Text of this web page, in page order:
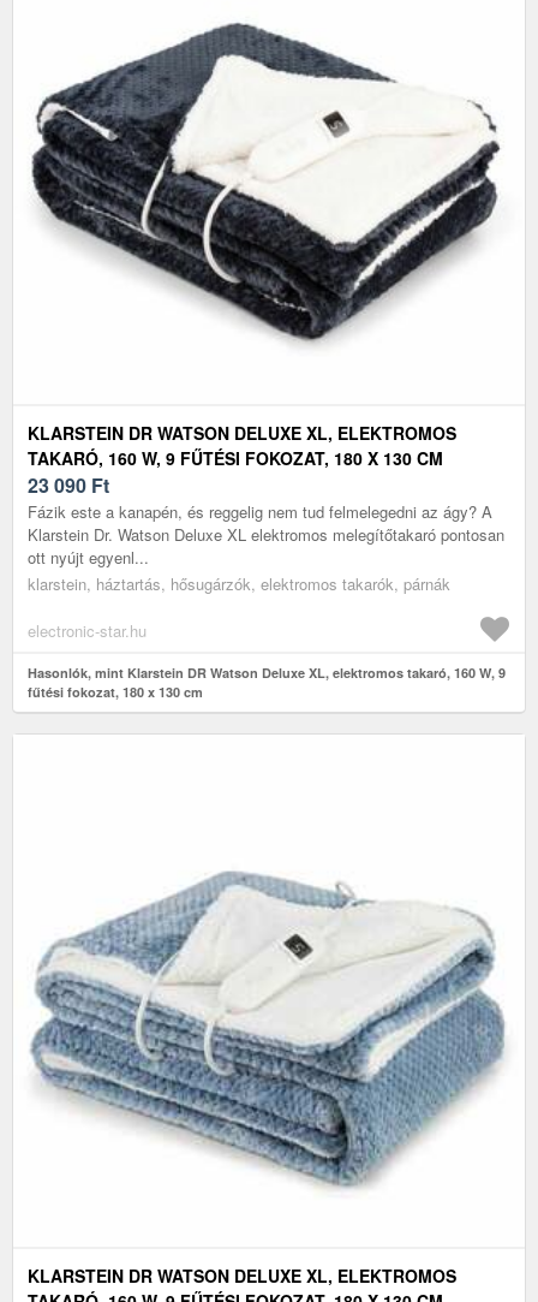
KLARSTEIN DR WATSON DELUXE XL, ELEKTROMOS
TAKARÓ, 160 W, 9 FŰTÉSI FOKOZAT, 180 X 130 CM
23 090 Ft
Fázik este a kanapén, és reggelig nem tud felmelegedni az ágy? A
Klarstein Dr. Watson Deluxe XL elektromos melegítőtakaró pontosan
ott nyújt egyenl...
klarstein, háztartás, hősugárzók, elektromos takarók, párnák
electronic-star.hu
Hasonlók, mint Klarstein DR Watson Deluxe XL, elektromos takaró, 160 W, 9
fűtési fokozat, 180 x 130 cm
KLARSTEIN DR WATSON DELUXE XL, ELEKTROMOS